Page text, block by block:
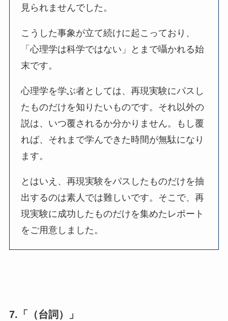
見られませんでした。
こうした事象が立て続けに起こっており、
「心理学は科学ではない」とまで囁かれる始
末です。
心理学を学ぶ者としては、再現実験にパスし
たものだけを知りたいものです。それ以外の
説は、いつ覆されるか分かりません。もし覆
れば、それまで学んできた時間が無駄になり
ます。
とはいえ、再現実験をパスしたものだけを抽
出するのは素人では難しいです。そこで、再
現実験に成功したものだけを集めたレポート
をご用意しました。
7.「（台詞）」